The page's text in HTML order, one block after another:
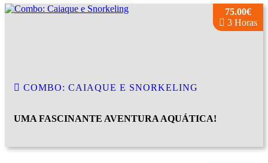
75.00€
3 Horas
COMBO: CAIAQUE E SNORKELING
UMA FASCINANTE AVENTURA AQUÁTICA!